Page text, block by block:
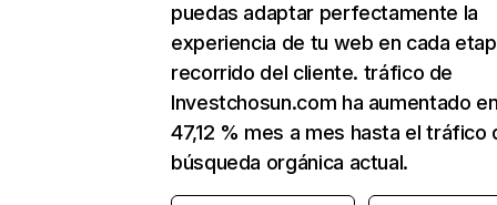
puedas adaptar perfectamente la
experiencia de tu web en cada
recorrido del cliente. tráfico de
Investchosun.com ha aumentado
47,12 % mes a mes hasta el tráfico
búsqueda orgánica actual.